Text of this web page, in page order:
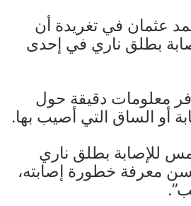
عثمان في تغريدة أن
بطلق ناري في إحدى
معلومات دقيقة حول
أو الساق التي أصيب بها.
للإصابة بطلق ناري
معرفة خطورة إصابته،